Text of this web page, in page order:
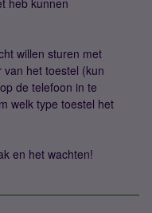
heb kunnen
willen sturen met
het toestel (kun
de telefoon in te
welk type toestel het
en het wachten!